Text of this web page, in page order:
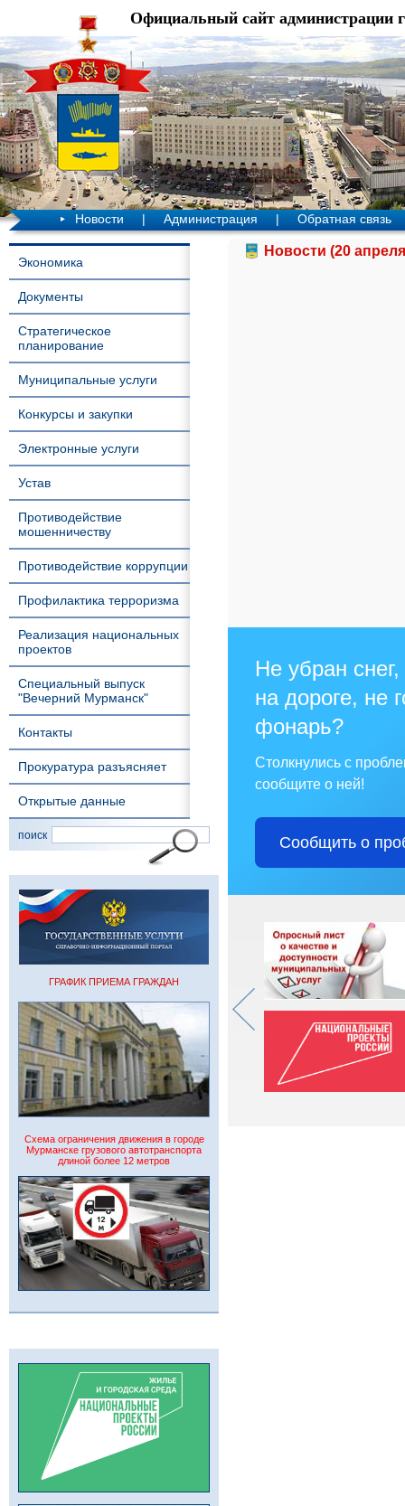
Официальный сайт администрации
Новости | Администрация | Обратная связь
Экономика
Документы
Стратегическое
планирование
Муниципальные услуги
Конкурсы и закупки
Электронные услуги
Устав
Противодействие
мошенничеству
Противодействие коррупции
Профилактика терроризма
Реализация национальных
проектов
Специальный выпуск
"Вечерний Мурманск"
Контакты
Прокуратура разъясняет
Открытые данные
поиск
ГРАФИК ПРИЕМА ГРАЖДАН
Схема ограничения движения в городе
Мурманске грузового автотранспорта
длиной более 12 метров
Новости (20
Не убран
на дороге, не
фонарь?
Столкнулись с
сообщите о ней!
Сообщить о